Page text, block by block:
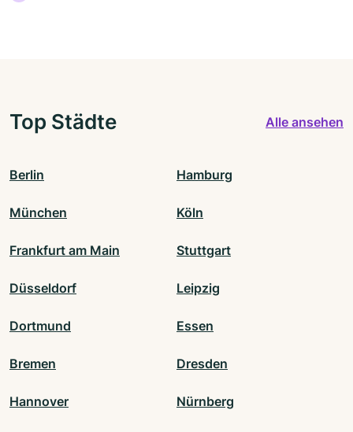
Top Städte Alle ansehen
Berlin Hamburg
München Köln
Frankfurt am Main Stuttgart
Düsseldorf Leipzig
Dortmund Essen
Bremen Dresden
Hannover Nürnberg